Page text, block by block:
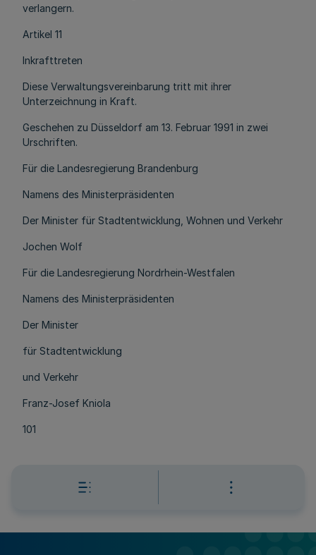
verlangern.
Artikel 11
Inkrafttreten
Diese Verwaltungsvereinbarung tritt mit ihrer
Unterzeichnung in Kraft.
Geschehen zu Düsseldorf am 13. Februar 1991 in zwei
Urschriften.
Für die Landesregierung Brandenburg
Namens des Ministerpräsidenten
Der Minister für Stadtentwicklung, Wohnen und Verkehr
Jochen Wolf
Für die Landesregierung Nordrhein-Westfalen
Namens des Ministerpräsidenten
Der Minister
für Stadtentwicklung
und Verkehr
Franz-Josef Kniola
101